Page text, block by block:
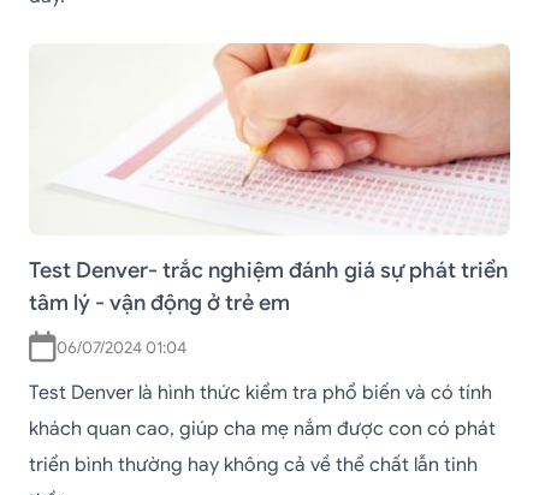
Test Denver- trắc nghiệm đánh giá sự phát triển
tâm lý - vận động ở trẻ em
06/07/2024 01:04
Test Denver là hình thức kiểm tra phổ biến và có tính
khách quan cao, giúp cha mẹ nắm được con có phát
triển bình thường hay không cả về thể chất lẫn tinh